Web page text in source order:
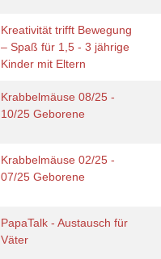
Kreativität trifft Bewegung
– Spaß für 1,5 - 3 jährige
Kinder mit Eltern
Krabbelmäuse 08/25 -
10/25 Geborene
Krabbelmäuse 02/25 -
07/25 Geborene
PapaTalk - Austausch für
Väter